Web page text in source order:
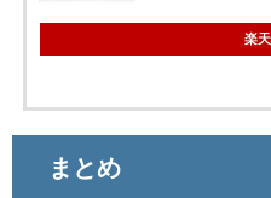
楽
まとめ